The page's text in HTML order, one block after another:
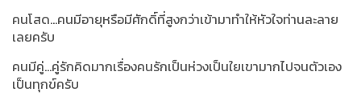
คนโสด...คนมีอายุหรือมีศักดิ์ที่สูงกว่าเข้ามาทำให้หัวใจท่านละลาย
เลยครับ
คนมีคู่...คู่รักคิดมากเรื่องคนรักเป็นห่วงเป็นใยเขามากไปจนตัวเอง
เป็นทุกข์ครับ